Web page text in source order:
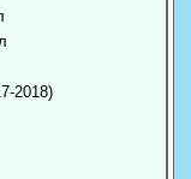
2018)